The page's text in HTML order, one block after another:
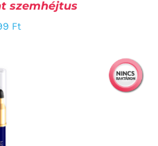
szemhéjtus
Ft